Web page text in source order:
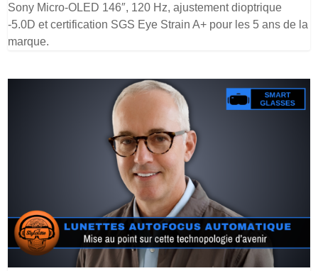
Sony Micro-OLED 146″, 120 Hz, ajustement dioptrique
-5.0D et certification SGS Eye Strain A+ pour les 5 ans de la
marque.